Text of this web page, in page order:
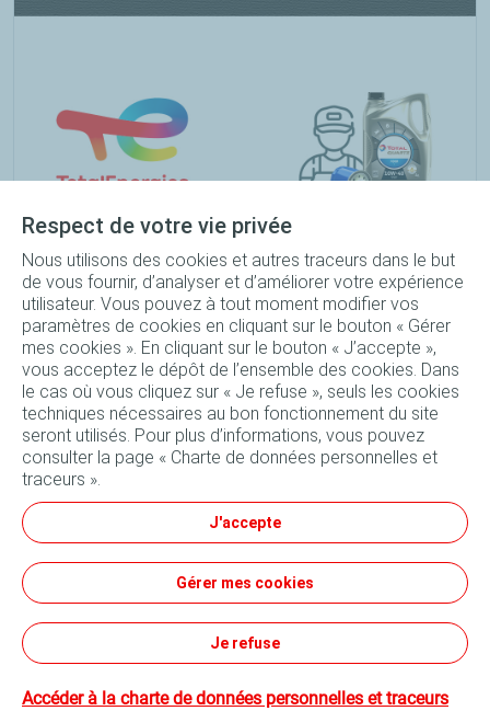
Forfait vidange Quartz 7000 10W-40 bidon 4L + Filtre à
huile + Main d'œuvre
161 TND
140 TND
Réserver
Suivez-nous
Conditions générales d'utilisation
Données personnelles et cookies
Conditions générales de vente
©TotalEnergies - 2023
Respect de votre vie privée
Nous utilisons des cookies et autres traceurs dans le but
de vous fournir, d’analyser et d’améliorer votre expérience
utilisateur. Vous pouvez à tout moment modifier vos
paramètres de cookies en cliquant sur le bouton « Gérer
mes cookies ». En cliquant sur le bouton « J’accepte »,
vous acceptez le dépôt de l’ensemble des cookies. Dans
le cas où vous cliquez sur « Je refuse », seuls les cookies
techniques nécessaires au bon fonctionnement du site
seront utilisés. Pour plus d’informations, vous pouvez
consulter la page « Charte de données personnelles et
traceurs ».
J'accepte
Gérer mes cookies
Je refuse
Accéder à la charte de données personnelles et traceurs